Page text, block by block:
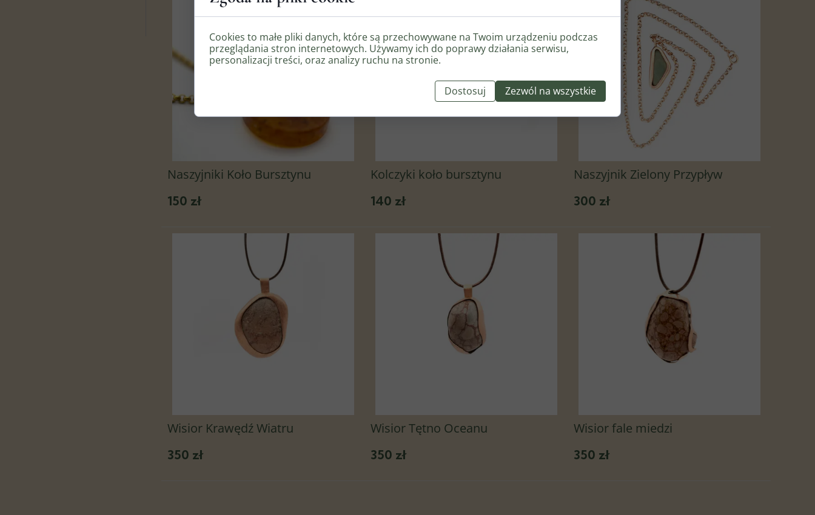
Naszyjniki Koło Bursztynu
150 zł
Kolczyki koło bursztynu
140 zł
Naszyjnik Zielony Przypływ
300 zł
Wisior Krawędź Wiatru
350 zł
Wisior Tętno Oceanu
350 zł
Wisior fale miedzi
350 zł
Cookies to małe pliki danych, które są przechowywane na Twoim urządzeniu podczas
przeglądania stron internetowych. Używamy ich do poprawy działania serwisu,
personalizacji treści, oraz analizy ruchu na stronie.
Dostosuj Zezwól na wszystkie